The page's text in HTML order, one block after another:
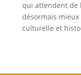
qui attendent de
désormais mieux
culturelle et